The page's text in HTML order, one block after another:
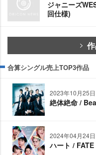
ジャニーズ
回仕様)
合算シングル売上TOP3作品
2023年10月25
絶体絶命 /
2024年04月24
ハート / FATE